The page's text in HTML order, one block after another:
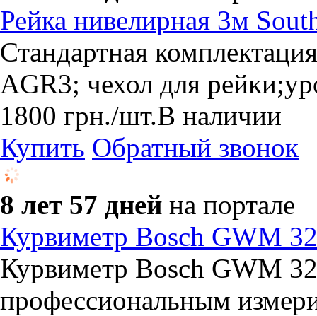
Рейка нивелирная 3м
Стандартная
AGR3; чехол для
1800 грн./шт.В наличии
Купить Обратный звонок
8 лет 57 дней на портале
Курвиметр Bosch GWM
Курвиметр Bosch GWM
профессиональным